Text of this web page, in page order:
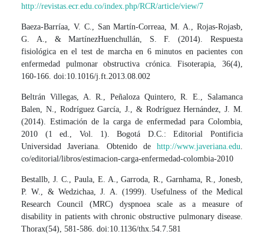
http://revistas.ecr.edu.co/index.php/RCR/article/view/7
Baeza-Barríaa, V. C., San Martín-Correaa, M. A., Rojas-Rojasb,
G. A., & MartínezHuenchullán, S. F. (2014). Respuesta
fisiológica en el test de marcha en 6 minutos en pacientes con
enfermedad pulmonar obstructiva crónica. Fisoterapia, 36(4),
160-166. doi:10.1016/j.ft.2013.08.002
Beltrán Villegas, A. R., Peñaloza Quintero, R. E., Salamanca
Balen, N., Rodríguez García, J., & Rodríguez Hernández, J. M.
(2014). Estimación de la carga de enfermedad para Colombia,
2010 (1 ed., Vol. 1). Bogotá D.C.: Editorial Pontificia
Universidad Javeriana. Obtenido de http://www.javeriana.edu
co/editorial/libros/estimacion-carga-enfermedad-colombia-2010
Bestallb, J. C., Paula, E. A., Garroda, R., Garnhama, R., Jonesb,
P. W., & Wedzichaa, J. A. (1999). Usefulness of the Medical
Research Council (MRC) dyspnoea scale as a measure of
disability in patients with chronic obstructive pulmonary disease.
Thorax(54), 581-586. doi:10.1136/thx.54.7.581